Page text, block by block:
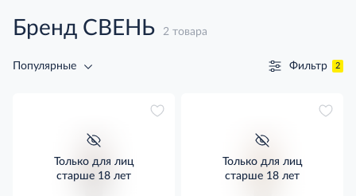
Бренд СВЕНЬ 2 товара
Популярные Фильтр 2
Только для лиц
старше 18 лет
Только для лиц
старше 18 лет